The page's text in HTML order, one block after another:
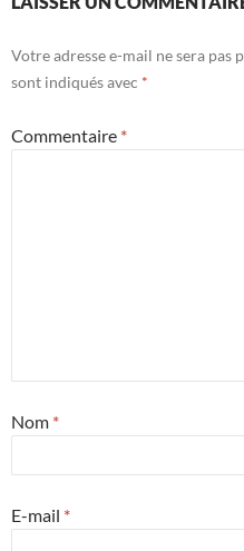
Votre adresse e-mail ne sera pas
sont indiqués avec *
Commentaire *
Nom *
E-mail *